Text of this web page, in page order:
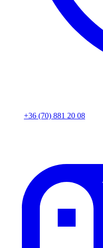
+36 (70) 881 20 08